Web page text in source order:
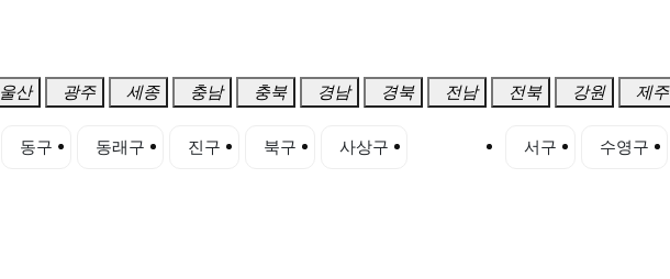
울산 광주 세종 충남 충북 경남 경북 전남 전북 강원 제주
동구 동래구 진구 북구 사상구 서구 수영구